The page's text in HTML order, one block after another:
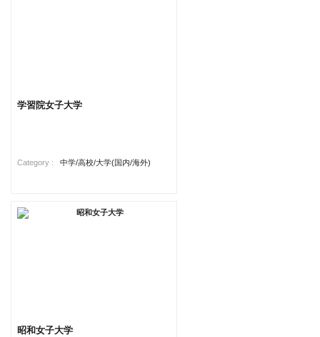
学習院女子大学
Category : 中学/高校/大学(国内/海外)
昭和女子大学